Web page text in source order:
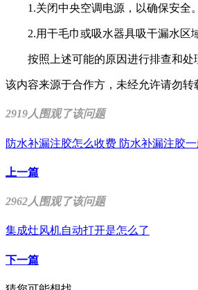
1.关闭中央空调电源，以确保安全。
2.用干毛巾或吸水器具吸干漏水区域
按照上述可能的原因进行排查和处理
该内容来源于合作方，未经允许请勿转
2919人围观了该问题
防水补漏注胶怎么收费 防水补漏注胶
上一篇
2962人围观了该问题
集成灶风机自动打开是怎么了
下一篇